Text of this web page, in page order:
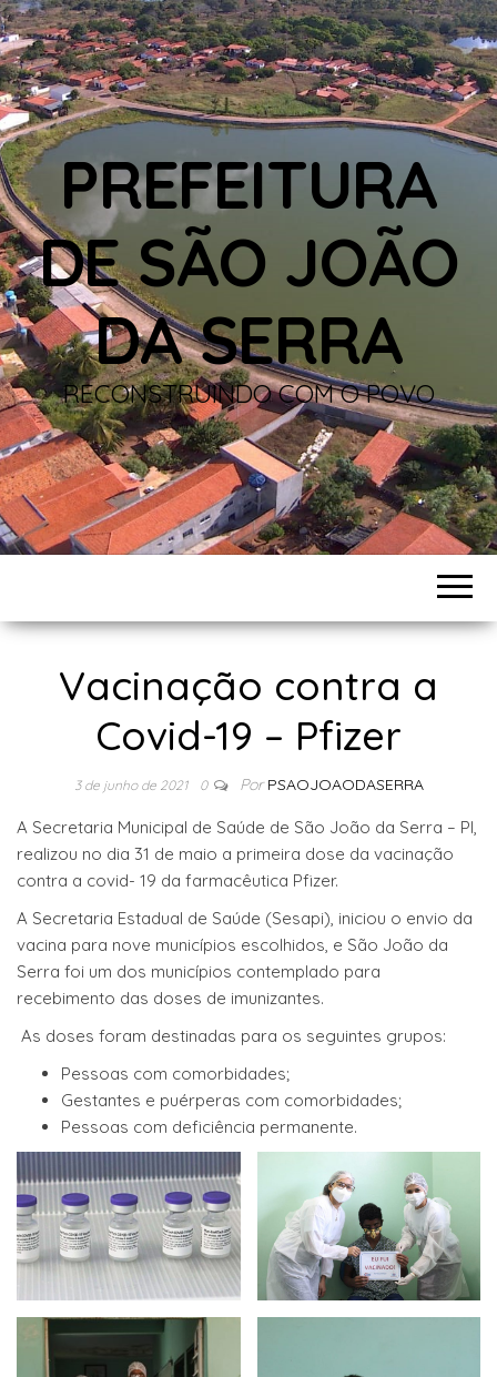
PREFEITURA
DE SÃO JOÃO
DA SERRA
RECONSTRUINDO COM O POVO
Vacinação contra a
Covid-19 – Pfizer
3 de junho de 2021 0 Por PSAOJOAODASERRA
A Secretaria Municipal de Saúde de São João da Serra – PI,
realizou no dia 31 de maio a primeira dose da vacinação
contra a covid- 19 da farmacêutica Pfizer.
A Secretaria Estadual de Saúde (Sesapi), iniciou o envio da
vacina para nove municípios escolhidos, e São João da
Serra foi um dos municípios contemplado para
recebimento das doses de imunizantes.
As doses foram destinadas para os seguintes grupos:
Pessoas com comorbidades;
Gestantes e puérperas com comorbidades;
Pessoas com deficiência permanente.